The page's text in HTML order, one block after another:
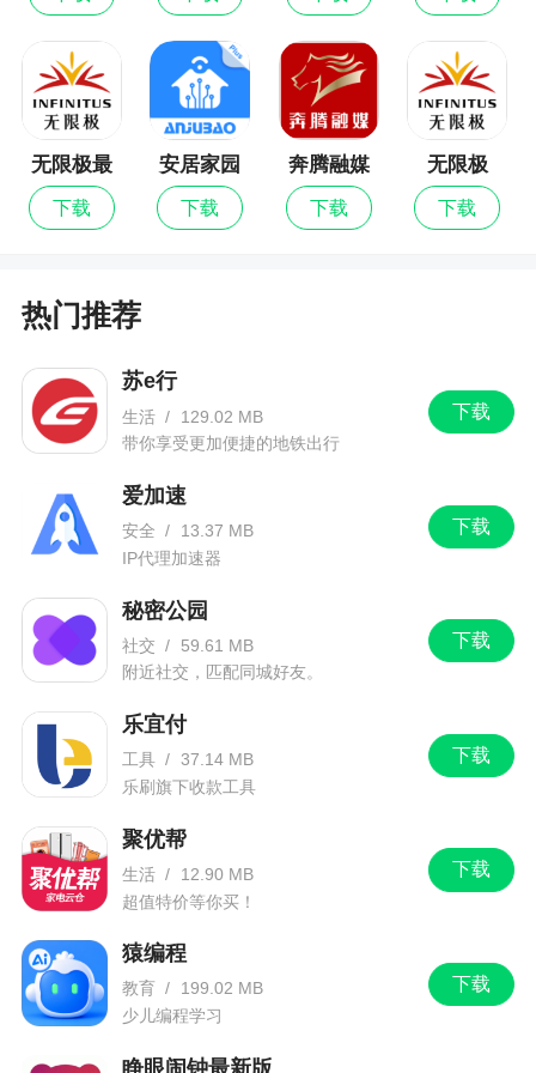
RuneScape Gold、EVE ISK、SWG、EQ2、FF14
等欧美各大热门游戏，不过同时也提供了sgo饰品交
易、dota2饰品交易、绝地求生饰品交易等功能，最
主要的是还有海量的steam游戏皮肤和饰品
2、IGXE本，让你随时随地掌上交易。IGXE是
一个专业的电竞饰品交易平台，为你开启饰品交易
新时代，如DOTA2，CSGO，PUBE绝地求生等
Steam资讯
更新日志
*优化开通发货助手流程
*优化求购功能
*连续出租支持切换赔付方式
无限极最
新版
下载
安居家园
PLUS
下载
奔腾融媒
下载
无限极
下载
热门推荐
下载
苏e行
生活 /
129.02 MB
带你享受更加便捷的地铁出行
下载
爱加速
安全 /
13.37 MB
IP代理加速器
下载
秘密公园
社交 /
59.61 MB
附近社交，匹配同城好友。
下载
乐宜付
工具 / 37.14 MB
乐刷旗下收款工具
下载
聚优帮
生活 /
12.90 MB
超值特价等你买！
下载
猿编程
教育 /
199.02 MB
少儿编程学习
睁眼闹钟最新版